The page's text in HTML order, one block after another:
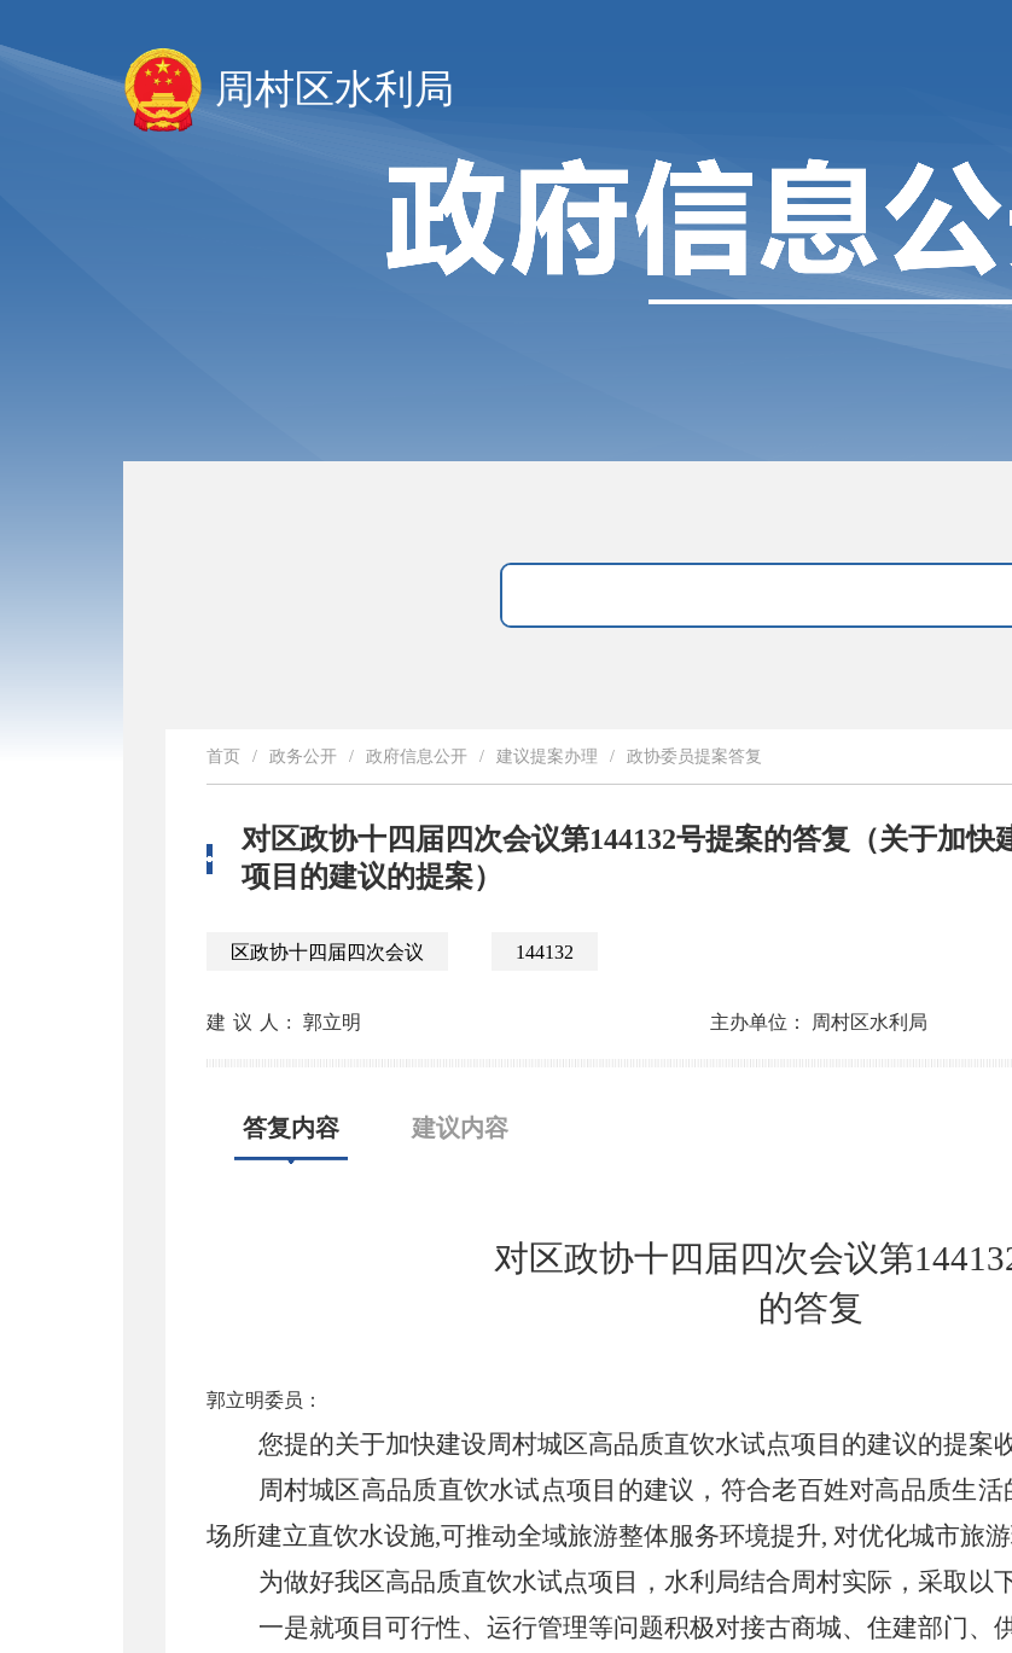
周村区水利局
首页 / 政务公开 / 政府信息公开 / 建议提案办理 / 政协委员提案答复
对区政协十四届四次会议第144132号提案的答复（关于加
项目的建议的提案）
区政协十四届四次会议 144132
建议人: 郭立明 主办单位： 周村区水利局
答复内容 建议内容
对区政协十四届四次会议第
的答复
郭立明委员：
您提的关于加快建设周村城区高品质直饮水试点项目的建议的提案
周村城区高品质直饮水试点项目的建议，符合老百姓对高品质生活
场所建立直饮水设施,可推动全域旅游整体服务环境提升, 对优化城市旅
为做好我区高品质直饮水试点项目，水利局结合周村实际，采取以
一是就项目可行性、运行管理等问题积极对接古商城、住建部门、